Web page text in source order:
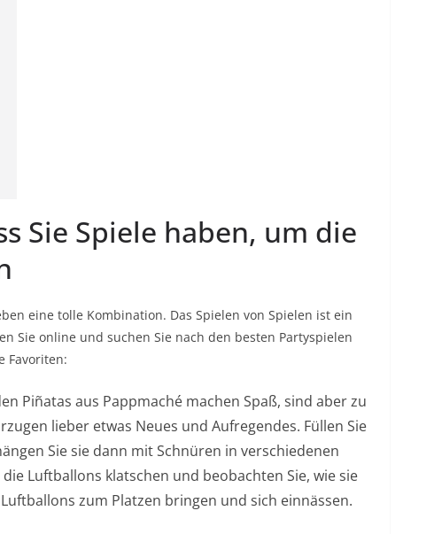
Sie Spiele haben, um die
eine tolle Kombination. Das Spielen von Spielen ist ein
Sie online und suchen Sie nach den besten Partyspielen
Favoriten:
Piñatas aus Pappmaché machen Spaß, sind aber zu
lieber etwas Neues und Aufregendes. Füllen Sie
Sie sie dann mit Schnüren in verschiedenen
Luftballons klatschen und beobachten Sie, wie sie
zum Platzen bringen und sich einnässen.